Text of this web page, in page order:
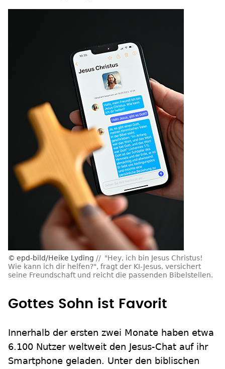
epd-bild/Heike Lyding
"Hey, ich bin Jesus Christus!
Wie kann ich dir helfen?", fragt der KI-Jesus, versichert
seine Freundschaft und reicht die passenden Bibelstellen.
Gottes Sohn ist Favorit
Innerhalb der ersten zwei Monate haben etwa
6.100 Nutzer weltweit den Jesus-Chat auf ihr
Smartphone geladen. Unter den biblischen